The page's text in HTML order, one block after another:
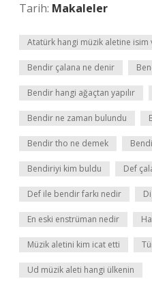
Tarih: Makaleler
Atatürk hangi müzik aletine isim
Bendir çalana ne denir
Bendir hangi ağaçtan yapılır
Bendir ne zaman bulundu
Bendir tho ne demek
Bendiriyi kim buldu Def
Def ile bendir farkı nedir
En eski enstrüman nedir
Müzik aletini kim icat etti
Ud müzik aleti hangi ülkenin